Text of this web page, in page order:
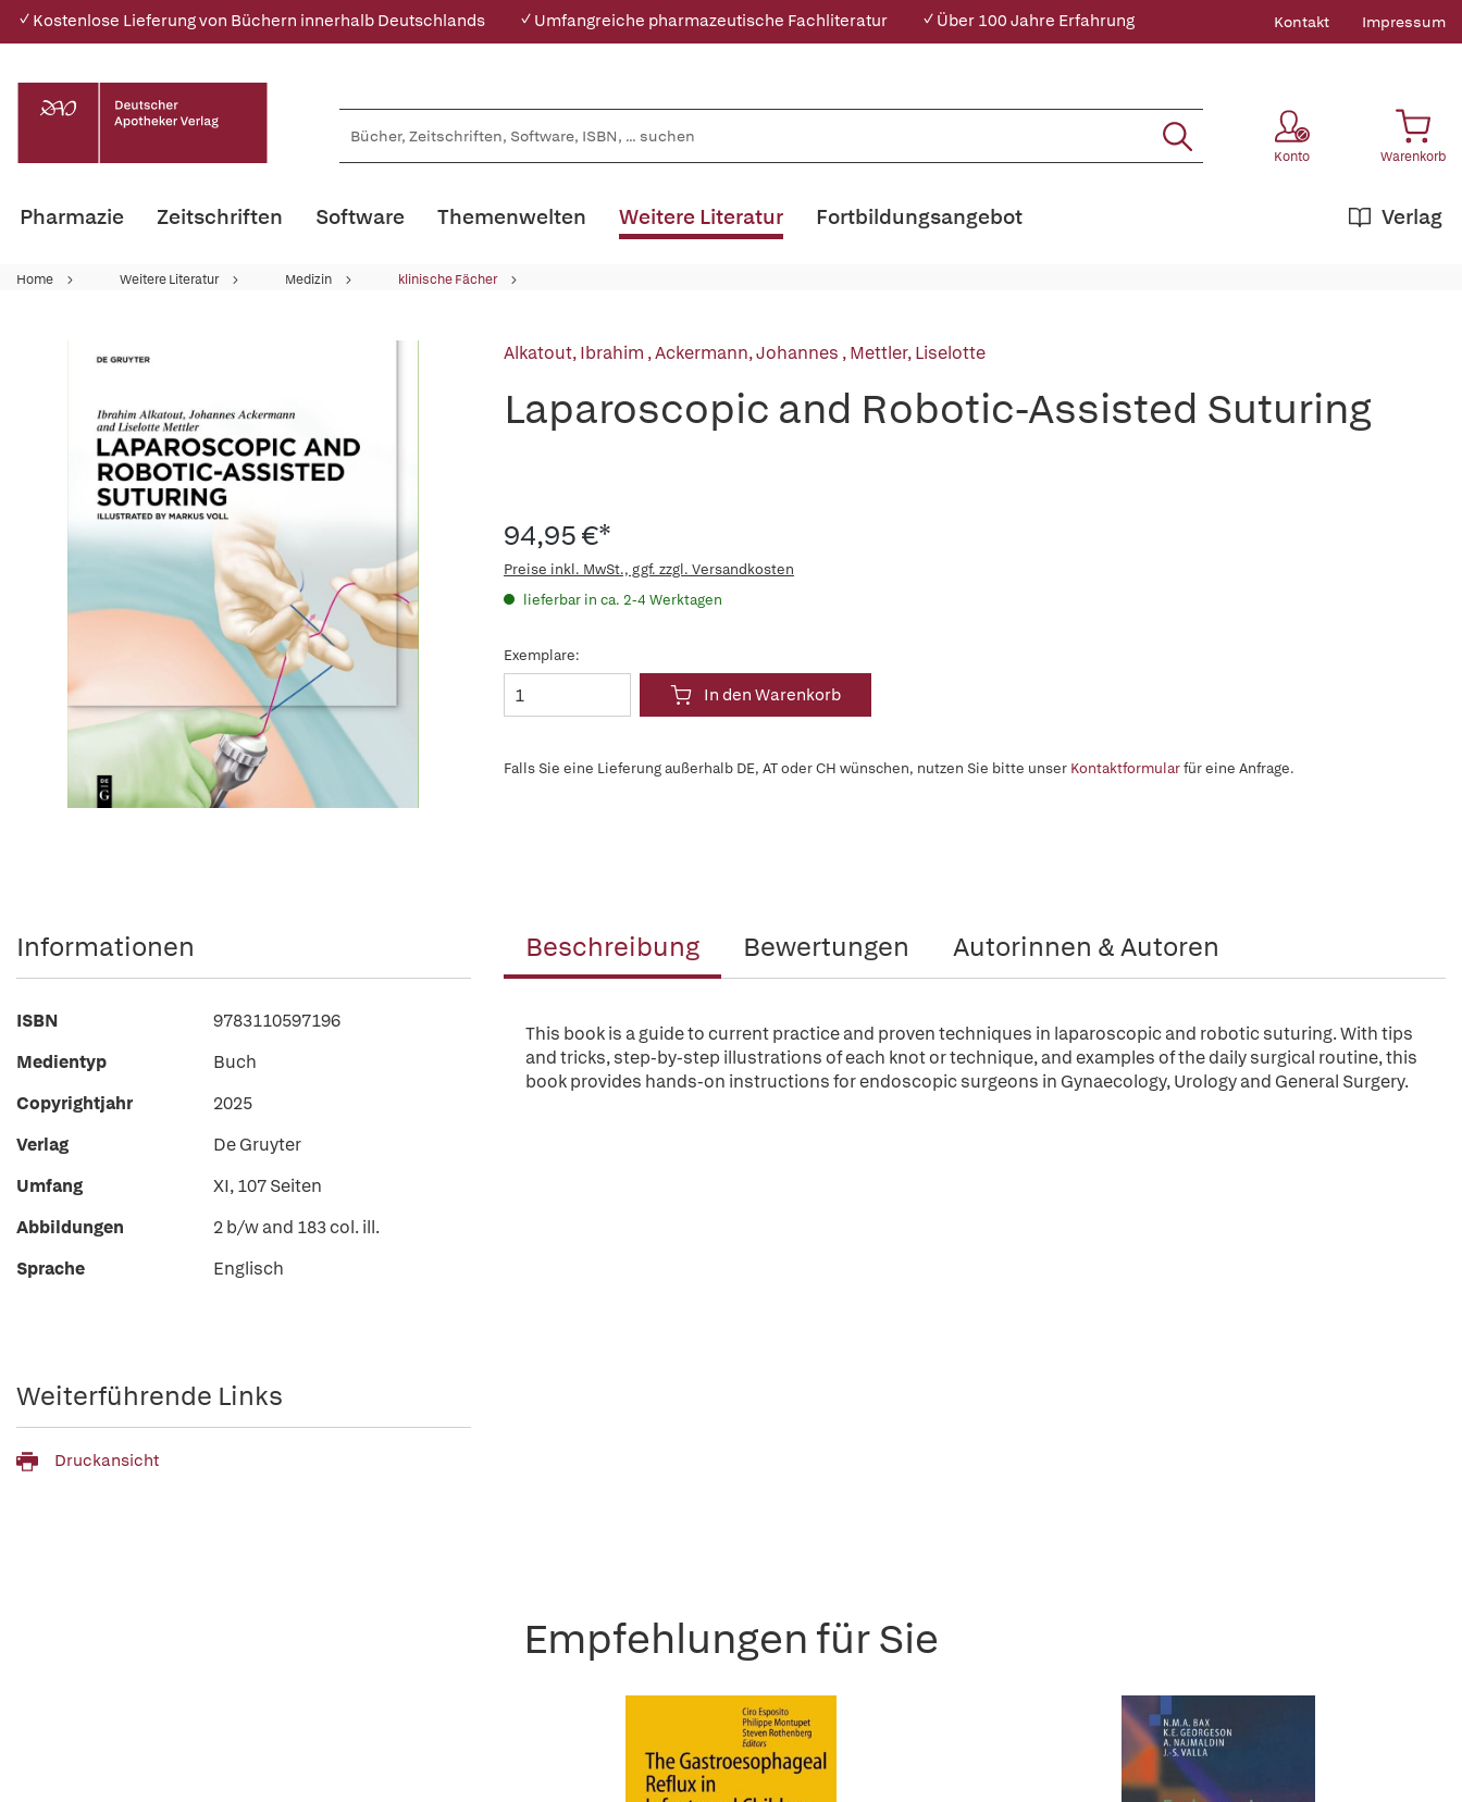
✓ Kostenlose Lieferung von Büchern innerhalb Deutschlands ✓ Umfangreiche pharmazeutische Fachliteratur ✓ Über 100 Jahre Erfahrung Kontakt Impressum
Konto Warenkorb
Pharmazie Zeitschriften Software Themenwelten Weitere Literatur Verlag
Fortbildungsangebot
Home Weitere Literatur Medizin klinische Fächer
Alkatout, Ibrahim ,Ackermann, Johannes ,Mettler, Liselotte
Laparoscopic and Robotic-Assisted Suturing
94,95 €*
Preise inkl. MwSt., ggf. zzgl. Versandkosten
lieferbar in ca. 2-4 Werktagen
Exemplare:
In den Warenkorb
Falls Sie eine Lieferung außerhalb DE, AT oder CH wünschen, nutzen Sie bitte unser Kontaktformularfür eine Anfrage.
Beschreibung Bewertungen Autorinnen & Autoren
This book is a guide to current practice and proven techniques in laparoscopic and robotic suturing. With tips
and tricks, step-by-step illustrations of each knot or technique, and examples of the daily surgical routine, this
book provides hands-on instructions for endoscopic surgeons in Gynaecology, Urology and General Surgery.
Informationen
ISBN
9783110597196
Medientyp
Buch
Copyrightjahr
2025
Verlag
De Gruyter
Umfang
XI, 107 Seiten
Abbildungen
2 b/w and 183 col. ill.
Sprache
Englisch
Weiterführende Links
Druckansicht
Empfehlungen für Sie